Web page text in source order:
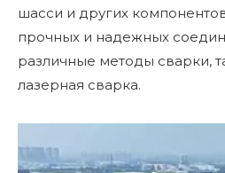
шасси и других
прочных и надежных
различные методы сварки,
лазерная сварка.